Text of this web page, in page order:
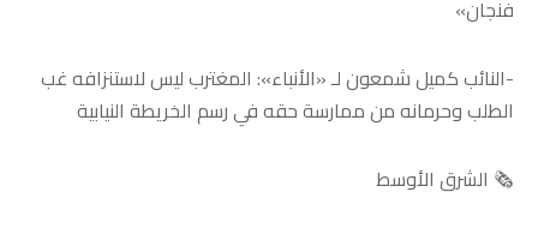
فنجان»
-النائب كميل شمعون لـ «الأنباء»: المغترب ليس لاستنزافه غب
الطلب وحرمانه من ممارسة حقه في رسم الخريطة النيابية
🗞️ الشرق الأوسط